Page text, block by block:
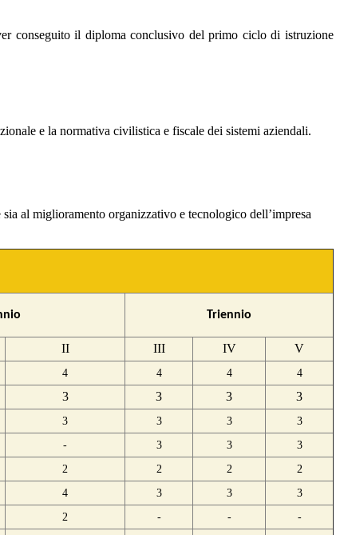
conseguito il diploma conclusivo del primo ciclo di istruzione
e la normativa civilistica e fiscale dei sistemi aziendali.
al miglioramento organizzativo e tecnologico dell’impresa
Triennio
II III IV V
4 4 4
4
3 3 3 3
3 3 3
3
- 3 3
3
2 2 2
2
4 3 3
3
2 - - -